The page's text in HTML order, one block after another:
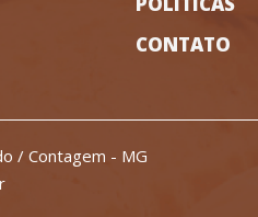
CONTATO
/ Contagem - MG